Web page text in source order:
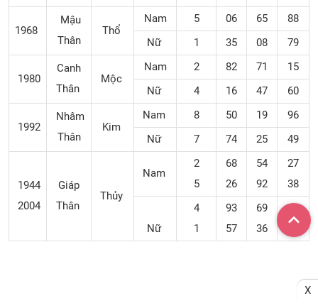
1968
Mậu
Thân
Thổ
Nam 5 06 65
88
Nữ
1 35 08 79
1980
Canh
Thân
Mộc
Nam 2 82 71
15
Nữ
4 16 47 60
1992
Nhâm
Thân
Kim
Nam 8 50 19
96
Nữ
7 74 25 49
1944
2004
Giáp
Thân
Thủy
Nam
2
5
68
26
54
92
27
38
Nữ
4
1
93
57
69
36
14
X